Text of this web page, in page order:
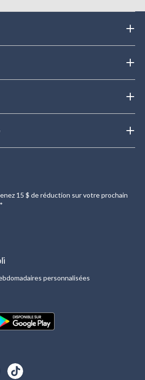
15 $ de réduction sur votre prochain
personnalisées